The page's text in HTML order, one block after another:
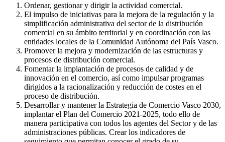
Ordenar, gestionar y dirigir la actividad comercial.
El impulso de iniciativas para la mejora de la regulación y la
simplificación administrativa del sector de la distribución
comercial en su ámbito territorial y en coordinación con las
entidades locales de la Comunidad Autónoma del País Vasco.
Promover la mejora y modernización de las estructuras y
procesos de distribución comercial.
Fomentar la implantación de procesos de calidad y de
innovación en el comercio, así como impulsar programas
dirigidos a la racionalización y reducción de costes en el
proceso de distribución.
Desarrollar y mantener la Estrategia de Comercio Vasco 2030,
implantar el Plan del Comercio 2021-2025, todo ello de
manera participativa con todos los agentes del Sector y de las
administraciones públicas. Crear los indicadores de